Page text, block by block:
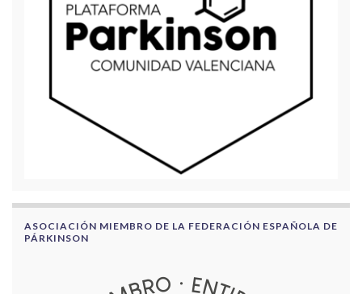
ASOCIACIÓN MIEMBRO DE LA FEDERACIÓN ESPAÑOLA DE
PÁRKINSON